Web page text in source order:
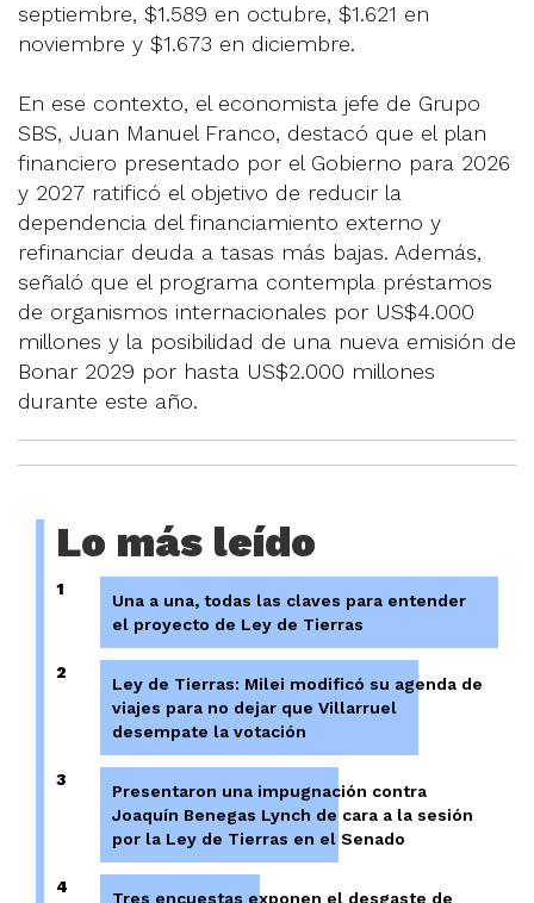
septiembre, $1.589 en octubre, $1.621 en
noviembre y $1.673 en diciembre.
En ese contexto, el economista jefe de Grupo
SBS, Juan Manuel Franco, destacó que el plan
financiero presentado por el Gobierno para 2026
y 2027 ratificó el objetivo de reducir la
dependencia del financiamiento externo y
refinanciar deuda a tasas más bajas. Además,
señaló que el programa contempla préstamos
de organismos internacionales por US$4.000
millones y la posibilidad de una nueva emisión de
Bonar 2029 por hasta US$2.000 millones
durante este año.
Lo más leído
1
Una a una, todas las claves para entender
el proyecto de Ley de Tierras
2
Ley de Tierras: Milei modificó su agenda de
viajes para no dejar que Villarruel
desempate la votación
3
Presentaron una impugnación contra
Joaquín Benegas Lynch de cara a la sesión
por la Ley de Tierras en el Senado
4
Tres encuestas exponen el desgaste de